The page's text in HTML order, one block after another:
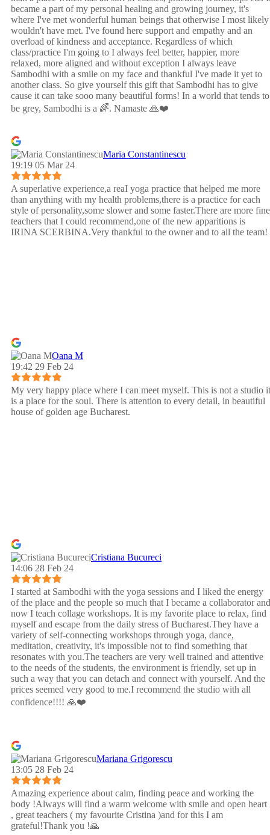
became a part of my personal healing and growing journey, it's
where I've met wonderful human beings that otherwise I most likely
wouldn't have met. I've found here support and empathy and an
overload of kindness and acceptance. Regardless of which
class/practice I'm going to I always feel better, happier, more
relaxed, more aligned and without exception I always leave
Sambodhi with a smile on my face and thankful I've made it yet to
another class. So give yourself this gift that Sambodhi has to give
cause it can take sooo many beautiful forms! In a world that tends to
be grey, Sambodhi is a 🌈. Namaste 🙏❤️
Maria Constantinescu
19:19 05 Mar 24
A superlative experience,a reaI yoga practice that helped me more
than anything with my health problems,there is a practice for each
style of personality,some slower and some faster.There are more fine
teachers that I could recommend,one of the new apparitions is
IRINA SCERBINA.Very thankful to the owner and to all the team!
Oana M
19:42 29 Feb 24
My very happy place where I can meet myself. This is not a studio it
is a place for the soul. There is attention to every detail, in beautiful
house of golden age Bucharest.
Cristiana Bucureci
14:06 28 Feb 24
I started at Sambodhi with the yoga sessions and I liked the energy
of the place and the people so much that I became a collaborator and
now I teach collage workshops. It is my favorite place to relax, find
myself and escape from the daily stress of Bucharest.They have a
variety of self-connecting workshops through yoga, dance,
meditation, creativity, it's impossible not to find something that
resonates with you.The teachers are very well trained and attentive
to the needs of the students, the environment is friendly, set up in
such a way that you can detach and connect with yourself. And the
prices seemed very good to me.I recommend the studio with all
confidence!!!! 🙏❤️
Mariana Grigorescu
13:05 28 Feb 24
Amazing experience about calm, finding peace and working the
body !Always will find a warm welcome with smile and open heart
, great teachers ( my favourite Cristina )and for this I am
grateful!Thank you !🙏